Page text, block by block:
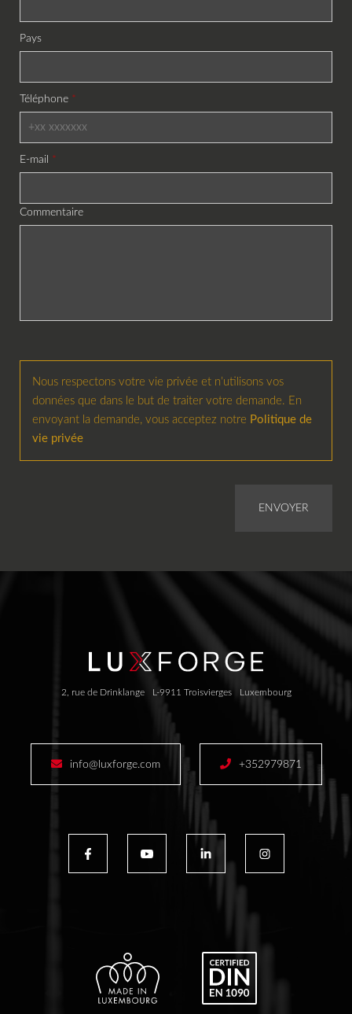
Pays
Téléphone
E-mail
Commentaire
Nous respectons votre vie privée et n’utilisons vos
données que dans le but de traiter votre demande. En
envoyant la demande, vous acceptez notre Politique de
vie privée
2, rue de Drinklange L-9911 Troisvierges Luxembourg
info@luxforge.com +352979871